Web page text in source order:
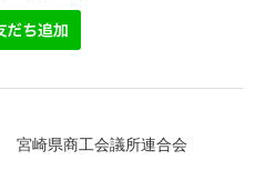
宮崎県商工会議所連合会